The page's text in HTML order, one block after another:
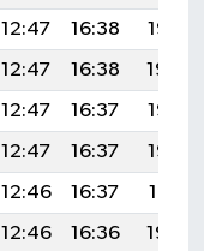
12:47 16:38
19:55
12:47 16:38
19:54
12:47 16:37
19:53
12:47 16:37
19:52
12:46 16:37
19:51
12:46 16:36
19:49